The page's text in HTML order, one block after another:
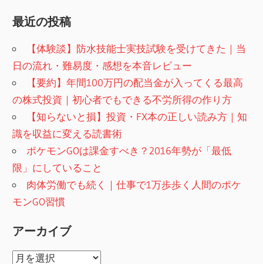
最近の投稿
【体験談】防水技能士実技試験を受けてきた｜当
日の流れ・難易度・感想を本音レビュー
【要約】年間100万円の配当金が入ってくる最高
の株式投資｜初心者でもできる不労所得の作り方
【知らないと損】投資・FX本の正しい読み方｜知
識を収益に変える読書術
ポケモンGOは課金すべき？2016年勢が「最低
限」にしていること
肉体労働でも続く｜仕事で1万歩歩く人間のポケ
モンGO習慣
アーカイブ
ア